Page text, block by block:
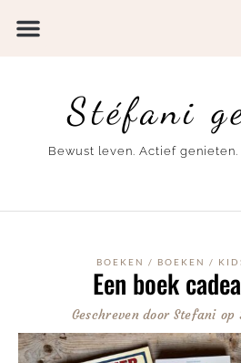
Stéfani
Bewust leven. Actief genieten.
BOEKEN / BOEKEN /
Een boek
Geschreven doorStefani op